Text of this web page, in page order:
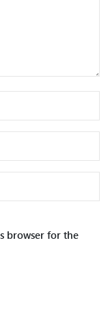
browser for the